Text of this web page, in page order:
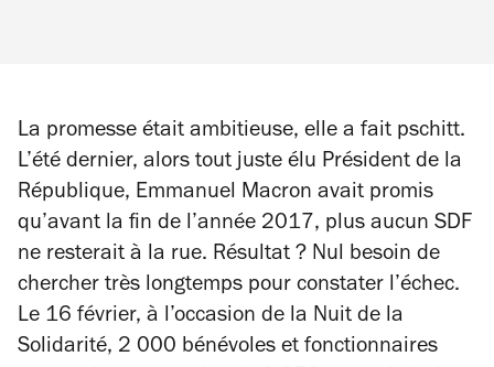
La promesse était ambitieuse, elle a fait pschitt.
L’été dernier, alors tout juste élu Président de la
République, Emmanuel Macron avait promis
qu’avant la fin de l’année 2017, plus aucun SDF
ne resterait à la rue. Résultat ? Nul besoin de
chercher très longtemps pour constater l’échec.
Le 16 février, à l’occasion de la Nuit de la
Solidarité, 2 000 bénévoles et fonctionnaires